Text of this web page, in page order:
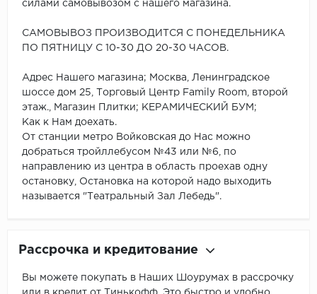
силами самовывозом с нашего магазина.
САМОВЫВОЗ ПРОИЗВОДИТСЯ С ПОНЕДЕЛЬНИКА
ПО ПЯТНИЦУ С 10-30 ДО 20-30 ЧАСОВ.
Адрес Нашего магазина; Москва, Ленинградское
шоссе дом 25, Торговый Центр Family Room, второй
этаж., Магазин Плитки; КЕРАМИЧЕСКИЙ БУМ;
Как к Нам доехать.
От станции метро Войковская до Нас можно
добраться тройллебусом №43 или №6, по
направлению из центра в область проехав одну
остановку, Остановка на которой надо выходить
называется "Театральный Зал Лебедь".
Рассрочка и кредитование
Вы можете покупать в Наших Шоурумах в рассрочку